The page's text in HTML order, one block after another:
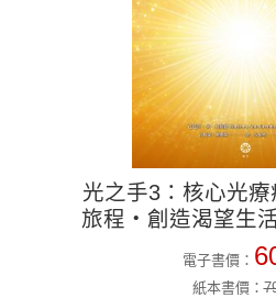
光之手3：核心光
旅程‧創造渴望生
電子書價：
紙本書價：